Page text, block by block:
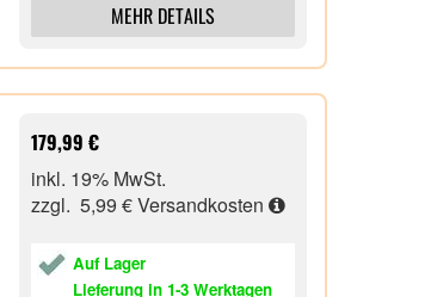
MEHR DETAILS
179,99 €
inkl. 19% MwSt.
zzgl. 5,99 €Versandkosten
Auf Lager
Lieferung in 1-3 Werktagen